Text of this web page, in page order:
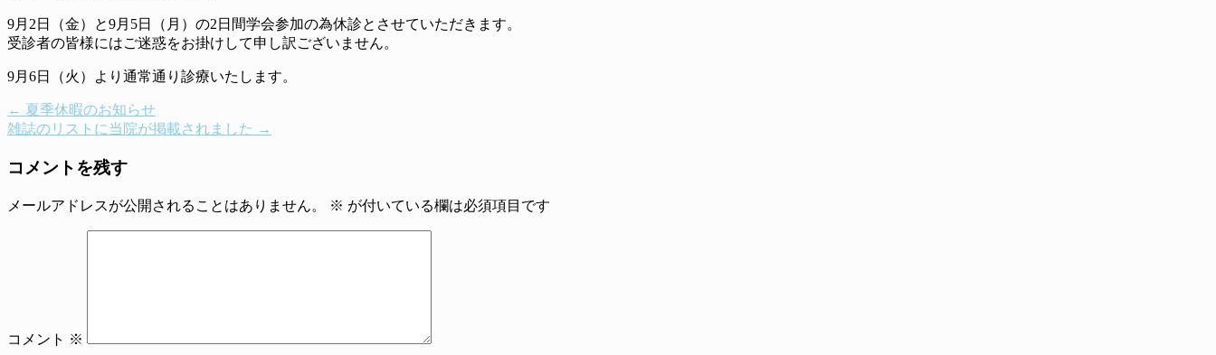
9月2日（金）と9月5日（月）の2日間学会参加の為休診とさせていただきます。
受診者の皆様にはご迷惑をお掛けして申し訳ございません。
9月6日（火）より通常通り診療いたします。
← 夏季休暇のお知らせ
雑誌のリストに当院が掲載されました →
コメントを残す
メールアドレスが公開されることはありません。 ※ が付いている欄は必須項目です
コメント ※